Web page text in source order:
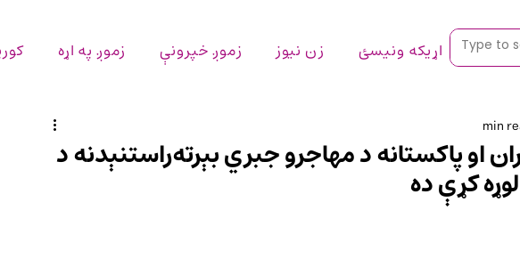
زموږ په اړه زموږ خپرونې زن نیوز اړیکه ونیسئ
او پاکستانه د مهاجرو جبري بېرته‌راستنېدنه د
کړې ده